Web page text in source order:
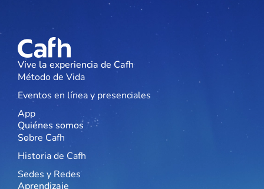
Vive la experiencia de Cafh
Método de Vida
Eventos en línea y presenciales
App
Quiénes somos
Sobre Cafh
Historia de Cafh
Sedes y Redes
Aprendizaje